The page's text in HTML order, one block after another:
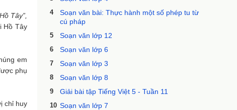
Tây”,
Hồ Tây
em
phụ
chỉ huy
4
Soạn văn bài: Thực hành một số phép tu từ
cú pháp
5 Soạn văn lớp 12
6 Soạn văn lớp 6
7 Soạn văn lớp 3
8 Soạn văn lớp 8
9 Giải bài tập Tiếng Việt 5 - Tuần 11
10 Soạn văn lớp 7